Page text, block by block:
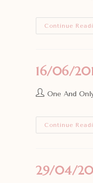
Continue
16/06/
One And
Continue
29/04/